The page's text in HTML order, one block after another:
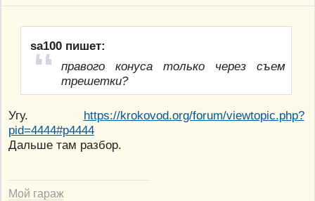
sa100 пишет:
правого конуса только через съем
трешетки?
Угу. https://krokovod.org/forum/viewtopic.php?
pid=4444#p4444
Дальше там разбор.
Мой гараж